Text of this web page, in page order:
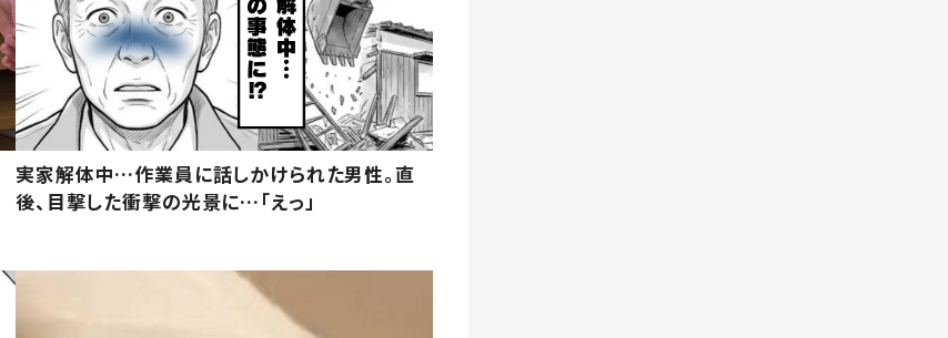
実家解体中…作業員に話しかけられた男性。直
後、目撃した衝撃の光景に…「えっ」